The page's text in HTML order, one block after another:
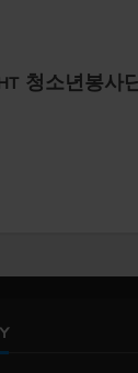
청소년봉사